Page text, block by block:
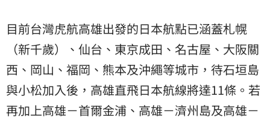
目前台灣虎航高雄出發的日本航點已涵蓋札幌
（新千歲）、仙台、東京成田、名古屋、大阪關
西、岡山、福岡、熊本及沖繩等城市，待石垣島
與小松加入後，高雄直飛日本航線將達11條。若
再加上高雄－首爾金浦、高雄－濟州島及高雄－